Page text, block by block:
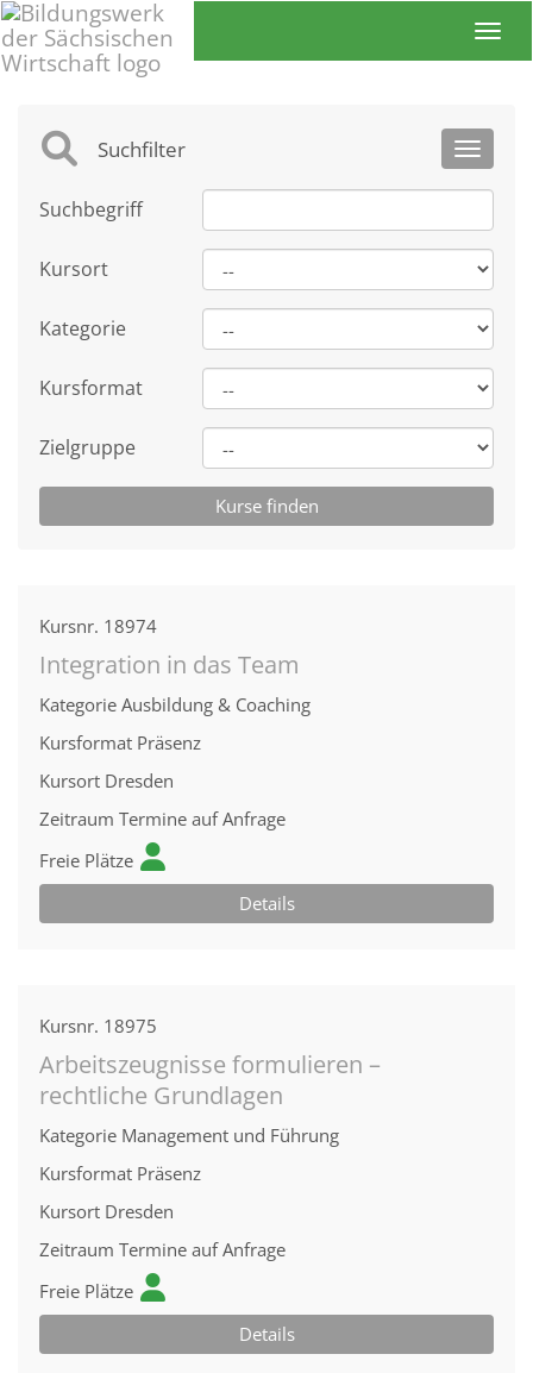
Toggle
Suchfilter
Suchbegriff
Kursort
Kategorie
Kursformat
Zielgruppe
Kursnr. 18974
Integration in das Team
Kategorie Ausbildung & Coaching
Kursformat Präsenz
Kursort Dresden
Zeitraum Termine auf Anfrage
Freie Plätze
Details
Kursnr. 18975
Arbeitszeugnisse formulieren –
rechtliche Grundlagen
Kategorie Management und Führung
Kursformat Präsenz
Kursort Dresden
Zeitraum Termine auf Anfrage
Freie Plätze
Details